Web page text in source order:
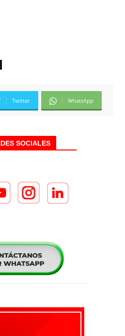
Twitter WhatsApp
SOCIALES